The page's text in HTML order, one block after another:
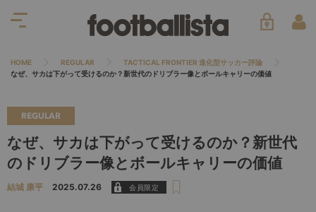
HOME REGULAR
TACTICAL FRONTIER 進化型サッカー評論
なぜ、サカは下がって受けるのか？新世代のドリブラー像とボールキャリーの価値
REGULAR
なぜ、サカは下がって受けるのか？新世代
のドリブラー像とボールキャリーの価値
結城 康平 2025.07.26